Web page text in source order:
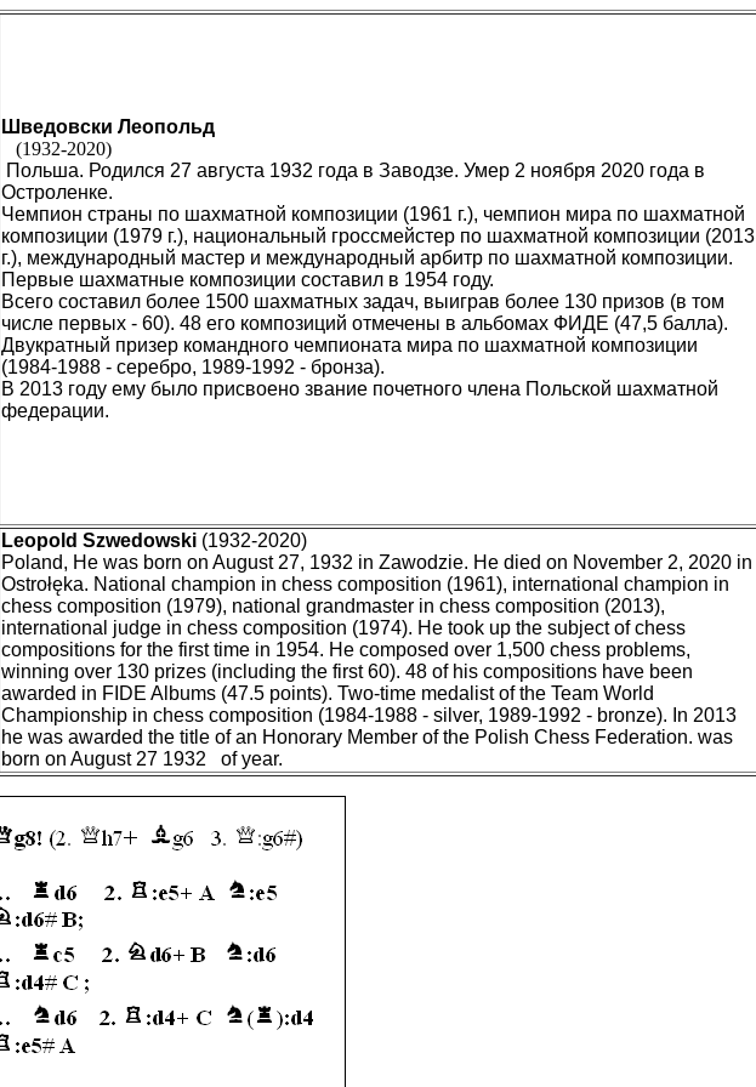
Шведовски Леопольд
(1932-2020)
Польша. Родился 27 августа 1932 года в Заводзе. Умер 2 ноября 2020 года в
Остроленке.
Чемпион страны по шахматной композиции (1961 г.), чемпион мира по шахматной
композиции (1979 г.), национальный гроссмейстер по шахматной композиции (2013
г.), международный мастер и международный арбитр по шахматной композиции.
Первые шахматные композиции составил в 1954 году.
Всего составил более 1500 шахматных задач, выиграв более 130 призов (в том
числе первых - 60). 48 его композиций отмечены в альбомах ФИДЕ (47,5 балла).
Двукратный призер командного чемпионата мира по шахматной композиции
(1984-1988 - серебро, 1989-1992 - бронза).
В 2013 году ему было присвоено звание почетного члена Польской шахматной
федерации.
Leopold Szwedowski (1932-2020)
Poland, He was born on August 27, 1932 in Zawodzie. He died on November 2, 2020 in
Ostrołęka. National champion in chess composition (1961), international champion in
chess composition (1979), national grandmaster in chess composition (2013),
international judge in chess composition (1974). He took up the subject of chess
compositions for the first time in 1954. He composed over 1,500 chess problems,
winning over 130 prizes (including the first 60). 48 of his compositions have been
awarded in FIDE Albums (47.5 points). Two-time medalist of the Team World
Championship in chess composition (1984-1988 - silver, 1989-1992 - bronze). In 2013
he was awarded the title of an Honorary Member of the Polish Chess Federation. was
born on August 27 1932 of year.